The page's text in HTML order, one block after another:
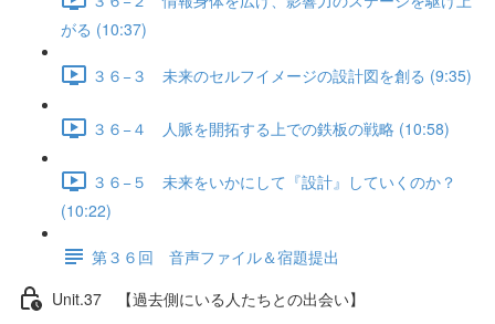
がる (10:37)
３６−３ 未来のセルフイメージの設計図を創る (9:35)
３６−４ 人脈を開拓する上での鉄板の戦略 (10:58)
３６−５ 未来をいかにして『設計』していくのか？
(10:22)
第３６回 音声ファイル＆宿題提出
Unit.37 【過去側にいる人たちとの出会い】